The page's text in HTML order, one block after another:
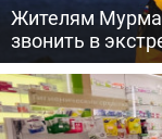
Жителям
звонить в